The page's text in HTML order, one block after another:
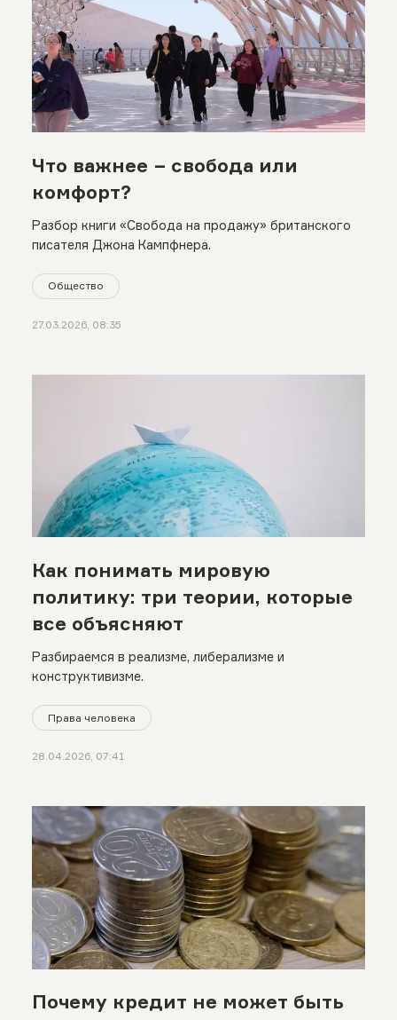
Что важнее − свобода или
комфорт?
Разбор книги «Свобода на продажу» британского
писателя Джона Кампфнера.
Общество
27.03.2026, 08:35
Как понимать мировую
политику: три теории, которые
все объясняют
Разбираемся в реализме, либерализме и
конструктивизме.
Права человека
28.04.2026, 07:41
Почему кредит не может быть